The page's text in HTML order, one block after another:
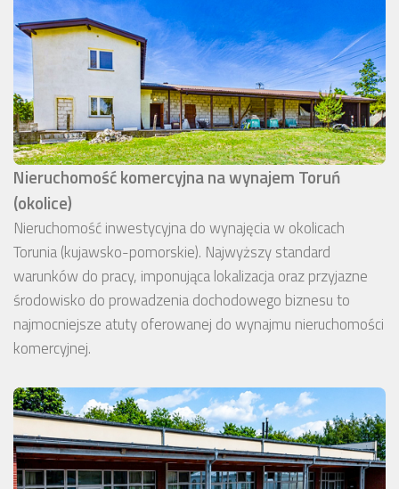
Nieruchomość komercyjna na wynajem Toruń
(okolice)
Nieruchomość inwestycyjna do wynajęcia w okolicach
Torunia (kujawsko-pomorskie). Najwyższy standard
warunków do pracy, imponująca lokalizacja oraz przyjazne
środowisko do prowadzenia dochodowego biznesu to
najmocniejsze atuty oferowanej do wynajmu nieruchomości
komercyjnej.